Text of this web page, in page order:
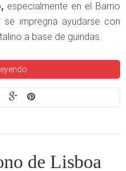
especialmente en el Barrio
impregna ayudarse con
a base de guindas.
de Lisboa